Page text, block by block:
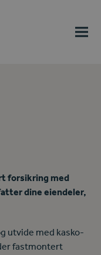
forsikring med
dine eiendeler,
utvide med kasko-
fastmontert